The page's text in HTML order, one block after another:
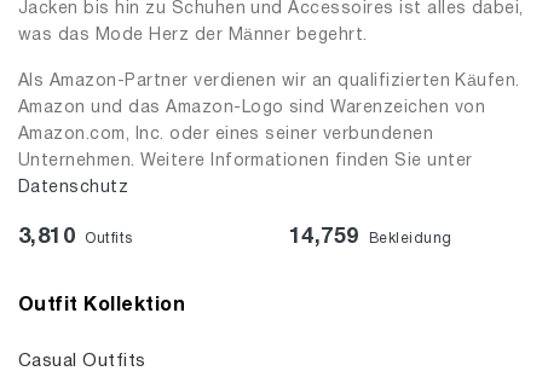
Jacken bis hin zu Schuhen und Accessoires ist alles dabei,
was das Mode Herz der Männer begehrt.
Als Amazon-Partner verdienen wir an qualifizierten Käufen.
Amazon und das Amazon-Logo sind Warenzeichen von
Amazon.com, Inc. oder eines seiner verbundenen
Unternehmen. Weitere Informationen finden Sie unter
Datenschutz
3,810 Outfits 14,759 Bekleidung
Outfit Kollektion
Casual Outfits